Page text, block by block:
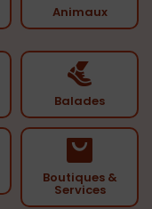
Animaux
Balades
Boutiques &
Services